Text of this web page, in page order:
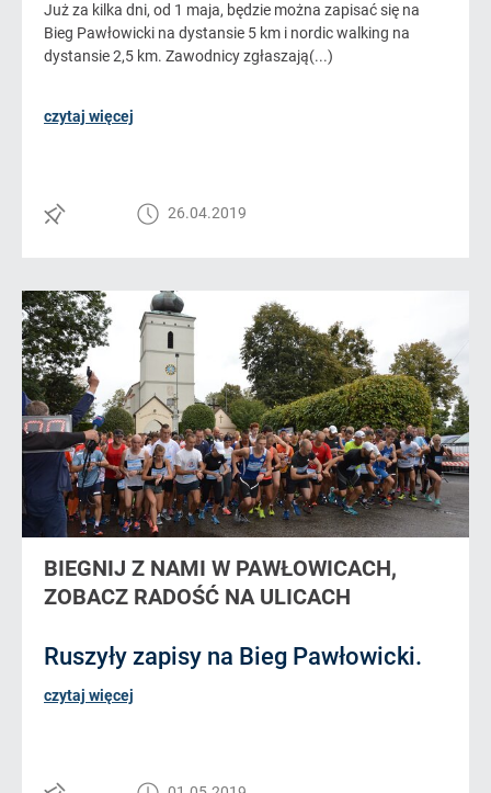
Już za kilka dni, od 1 maja, będzie można zapisać się na
Bieg Pawłowicki na dystansie 5 km i nordic walking na
dystansie 2,5 km. Zawodnicy zgłaszają(...)
czytaj więcej
26.04.2019
BIEGNIJ Z NAMI W PAWŁOWICACH,
ZOBACZ RADOŚĆ NA ULICACH
Ruszyły zapisy na Bieg Pawłowicki.
czytaj więcej